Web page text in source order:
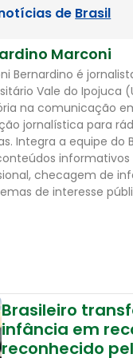
de Brasil
Marconi
Bernardino é
Vale do Ipojuca
na comunicação
jornalística para
Integra a equipe do
checagem de
de interesse
Brasileiro
infância em
reconhecido